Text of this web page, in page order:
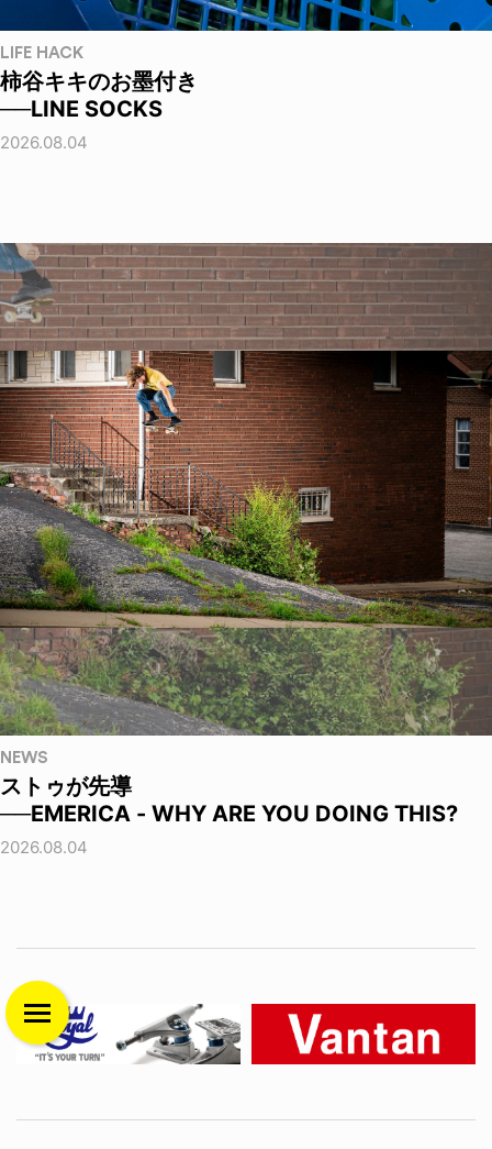
LIFE HACK
柿谷キキのお墨付き
──LINE SOCKS
2026.08.04
NEWS
ストゥが先導
──EMERICA - WHY ARE YOU DOING THIS?
2026.08.04